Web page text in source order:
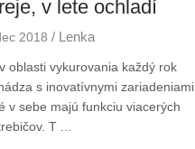
v lete ochladí
2018 / Lenka
oblasti vykurovania každý rok
s inovatívnymi zariadeniami,
v sebe majú funkciu viacerých
T ...